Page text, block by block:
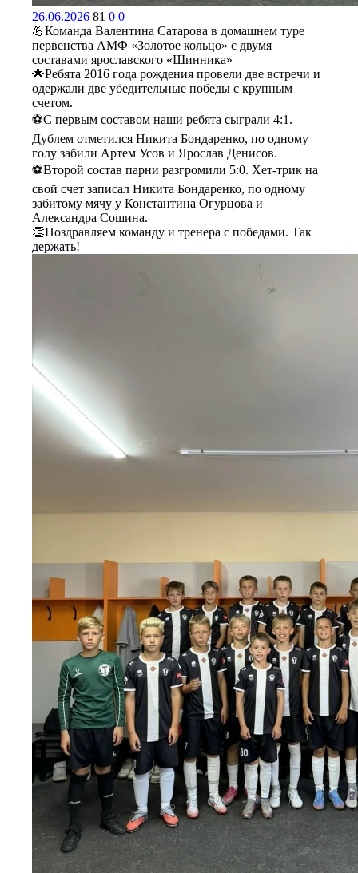
26.06.2026 81 0 0
💪Команда Валентина Сатарова в домашнем туре
первенства АМФ «Золотое кольцо» с двумя
составами ярославского «Шинника»
🌟Ребята 2016 года рождения провели две встречи и
одержали две убедительные победы с крупным
счетом.
⚽С первым составом наши ребята сыграли 4:1.
Дублем отметился Никита Бондаренко, по одному
голу забили Артем Усов и Ярослав Денисов.
⚽Второй состав парни разгромили 5:0. Хет-трик на
свой счет записал Никита Бондаренко, по одному
забитому мячу у Константина Огурцова и
Александра Сошина.
👏Поздравляем команду и тренера с победами. Так
держать!